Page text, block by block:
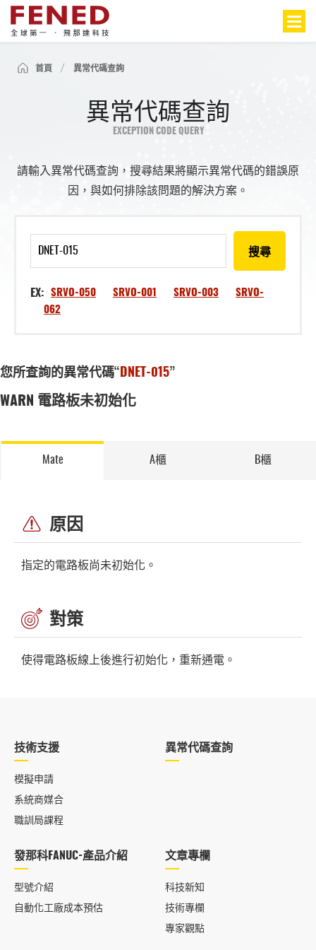
首頁 異常代碼查詢
異常代碼查詢
EXCEPTION CODE QUERY
請輸入異常代碼查詢，搜尋結果將顯示異常代碼的錯誤原
因，與如何排除該問題的解決方案。
搜尋
EX: SRVO-050 SRVO-001 SRVO-003
SRVO-
062
您所查詢的異常代碼“ DNET-015”
WARN 電路板未初始化
Mate A櫃 B櫃
原因
指定的電路板尚未初始化。
對策
使得電路板線上後進行初始化，重新通電。
技術支援
模擬申請
系統商媒合
職訓局課程
異常代碼查詢
發那科FANUC-產品介紹
型號介紹
自動化工廠成本預估
文章專欄
科技新知
技術專欄
專家觀點